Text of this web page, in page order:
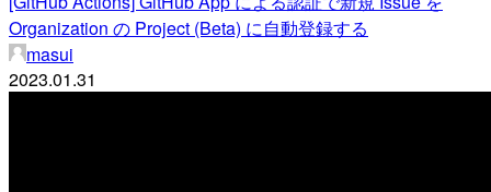
Organization の Project (Beta) に自動登録する
masui
2023.01.31